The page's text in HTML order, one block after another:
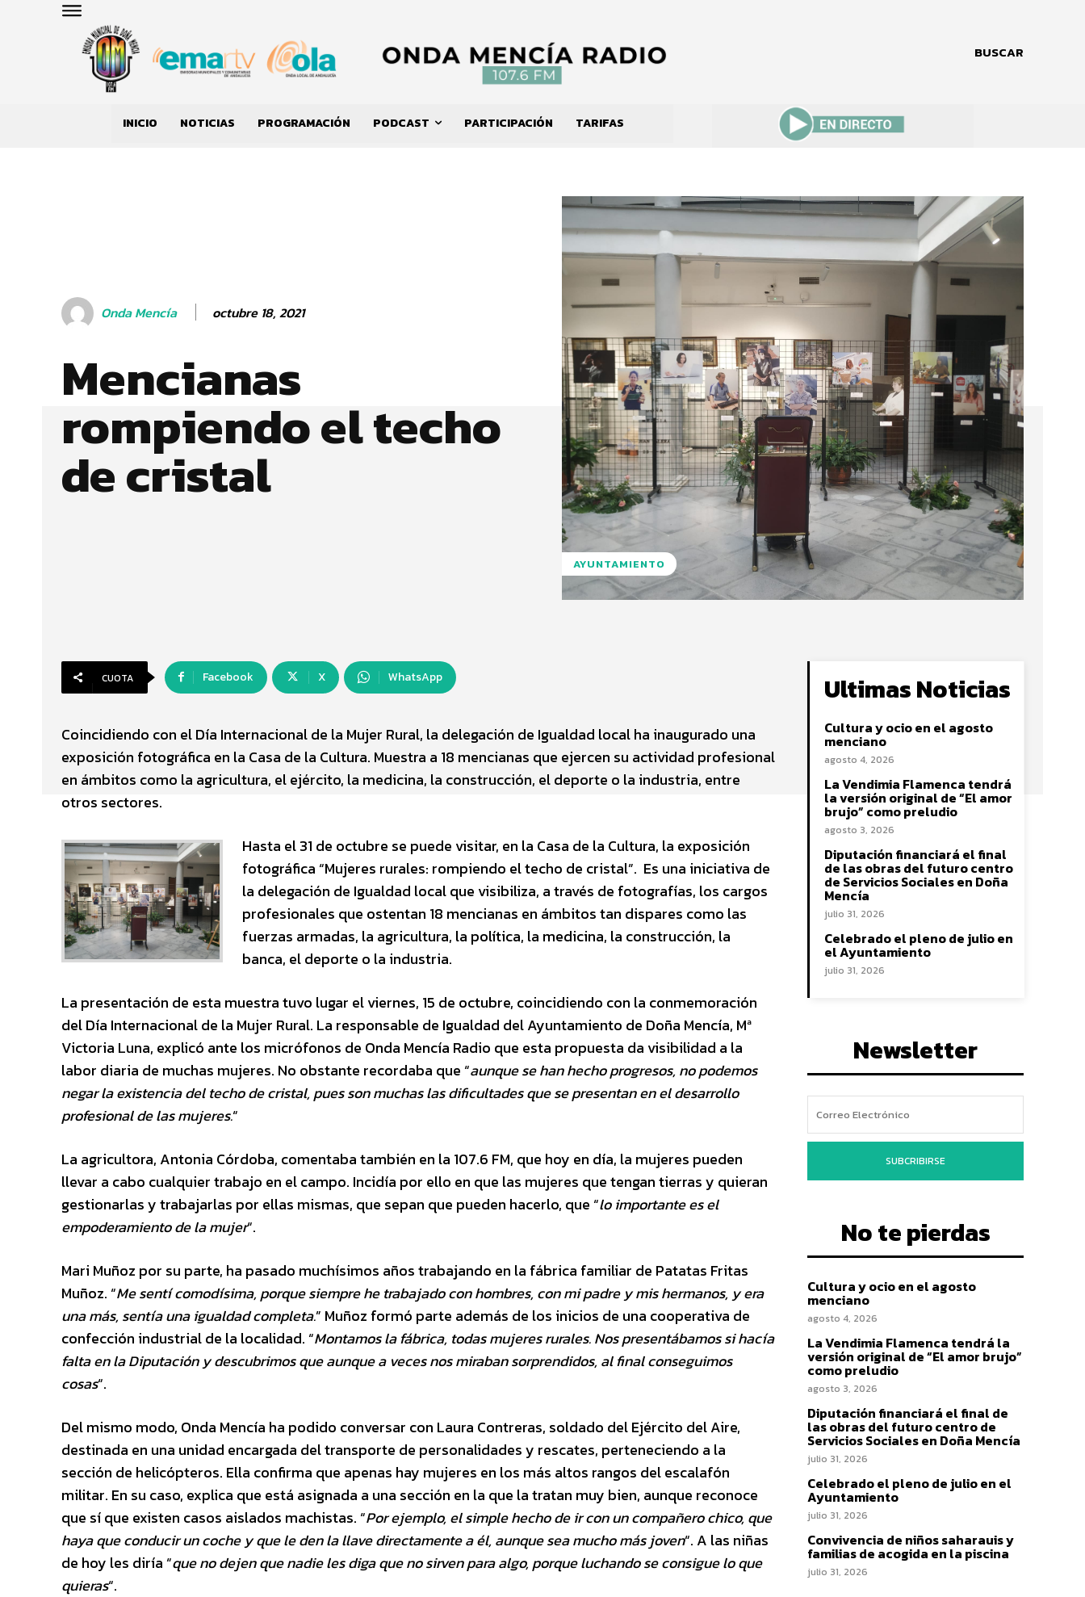
BUSCAR
INICIO NOTICIAS PROGRAMACIÓN PODCAST PARTICIPACIÓN TARIFAS
Onda Mencía octubre 18, 2021
Mencianas
rompiendo el techo
de cristal
AYUNTAMIENTO
CUOTA Facebook X WhatsApp
Coincidiendo con el Día Internacional de la Mujer Rural, la delegación de Igualdad local ha inaugurado una
exposición fotográfica en la Casa de la Cultura. Muestra a 18 mencianas que ejercen su actividad profesional
en ámbitos como la agricultura, el ejército, la medicina, la construcción, el deporte o la industria, entre
otros sectores.
Hasta el 31 de octubre se puede visitar, en la Casa de la Cultura, la exposición
fotográfica “Mujeres rurales: rompiendo el techo de cristal”. Es una iniciativa de
la delegación de Igualdad local que visibiliza, a través de fotografías, los cargos
profesionales que ostentan 18 mencianas en ámbitos tan dispares como las
fuerzas armadas, la agricultura, la política, la medicina, la construcción, la
banca, el deporte o la industria.
La presentación de esta muestra tuvo lugar el viernes, 15 de octubre, coincidiendo con la conmemoración
del Día Internacional de la Mujer Rural. La responsable de Igualdad del Ayuntamiento de Doña Mencía, Mª
Victoria Luna, explicó ante los micrófonos de Onda Mencía Radio que esta propuesta da visibilidad a la
labor diaria de muchas mujeres. No obstante recordaba que “aunque se han hecho progresos, no podemos
negar la existencia del techo de cristal, pues son muchas las dificultades que se presentan en el desarrollo
profesional de las mujeres.“
La agricultora, Antonia Córdoba, comentaba también en la 107.6 FM, que hoy en día, la mujeres pueden
llevar a cabo cualquier trabajo en el campo. Incidía por ello en que las mujeres que tengan tierras y quieran
gestionarlas y trabajarlas por ellas mismas, que sepan que pueden hacerlo, que “lo importante es el
empoderamiento de la mujer“.
Mari Muñoz por su parte, ha pasado muchísimos años trabajando en la fábrica familiar de Patatas Fritas
Muñoz. “Me sentí comodísima, porque siempre he trabajado con hombres, con mi padre y mis hermanos, y era
una más, sentía una igualdad completa.” Muñoz formó parte además de los inicios de una cooperativa de
confección industrial de la localidad. “Montamos la fábrica, todas mujeres rurales. Nos presentábamos si hacía
falta en la Diputación y descubrimos que aunque a veces nos miraban sorprendidos, al final conseguimos
cosas“.
Del mismo modo, Onda Mencía ha podido conversar con Laura Contreras, soldado del Ejército del Aire,
destinada en una unidad encargada del transporte de personalidades y rescates, perteneciendo a la
sección de helicópteros. Ella confirma que apenas hay mujeres en los más altos rangos del escalafón
militar. En su caso, explica que está asignada a una sección en la que la tratan muy bien, aunque reconoce
que sí que existen casos aislados machistas. “Por ejemplo, el simple hecho de ir con un compañero chico, que
haya que conducir un coche y que le den la llave directamente a él, aunque sea mucho más joven“. A las niñas
de hoy les diría “que no dejen que nadie les diga que no sirven para algo, porque luchando se consigue lo que
quieras“.
Ultimas Noticias
Cultura y ocio en el agosto
menciano
agosto 4, 2026
La Vendimia Flamenca tendrá
la versión original de “El amor
brujo” como preludio
agosto 3, 2026
Diputación financiará el final
de las obras del futuro centro
de Servicios Sociales en Doña
Mencía
julio 31, 2026
Celebrado el pleno de julio en
el Ayuntamiento
julio 31, 2026
Newsletter
SUBCRIBIRSE
No te pierdas
Cultura y ocio en el agosto
menciano
agosto 4, 2026
La Vendimia Flamenca tendrá la
versión original de “El amor brujo”
como preludio
agosto 3, 2026
Diputación financiará el final de
las obras del futuro centro de
Servicios Sociales en Doña Mencía
julio 31, 2026
Celebrado el pleno de julio en el
Ayuntamiento
julio 31, 2026
Convivencia de niños saharauis y
familias de acogida en la piscina
julio 31, 2026